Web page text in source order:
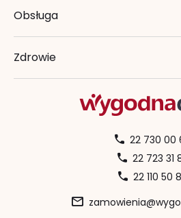
Obsługa
Zdrowie
22 730 00
22 723 31
22 110 50